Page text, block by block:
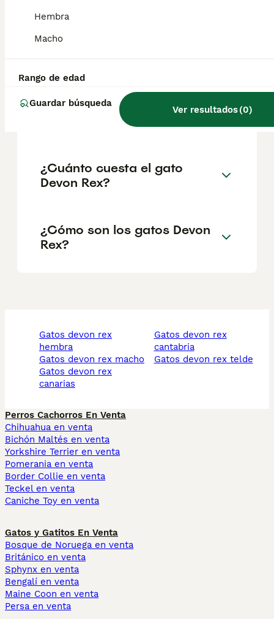
Hembra
Macho
Rango de edad
Guardar búsqueda
Ver resultados(0)
criadores responsables que garanticen la
Informarse bien y comparar opciones antes
¿Cuánto cuesta un gatito
¿Cuánto cuesta el gato
Devon Rex?
¿Cómo son los gatos Devon
Rex?
gatos devon rex
hembra
gatos devon rex macho
gatos devon rex
canarias
gatos devon rex
cantabria
gatos devon rex telde
Perros Cachorros En Venta
Chihuahua en venta
Bichón Maltés en venta
Yorkshire Terrier en venta
Pomerania en venta
Border Collie en venta
Teckel en venta
Caniche Toy en venta
Gatos y Gatitos En Venta
Bosque de Noruega en venta
Británico en venta
Sphynx en venta
Bengalí en venta
Maine Coon en venta
Persa en venta